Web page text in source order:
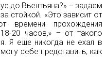
до Вьентьяна?» – задаем
стойкой. «Это зависит от
времени прохождения
20 часов,» – от такого
Я еще никогда не ехал в
себе представить, как